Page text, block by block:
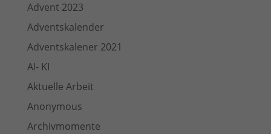
Advent 2023
Adventskalender
Adventskalener 2021
AI- KI
Aktuelle Arbeit
Anonymous
Archivmomente